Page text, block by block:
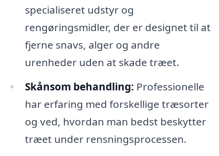
specialiseret udstyr og
rengøringsmidler, der er designet til at
fjerne snavs, alger og andre
urenheder uden at skade træet.
Skånsom behandling: Professionelle
har erfaring med forskellige træsorter
og ved, hvordan man bedst beskytter
træet under rensningsprocessen.